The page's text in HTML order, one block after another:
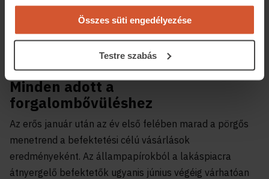
Összes süti engedélyezése
Testre szabás
vármegyében is 6 százalékkal nőtt a friss
kínálat”
– tette hozzá az ingatlan.com szakértője.
Minden adott a
forgalombővüléshez
Az erős január után az év első felében marad a pörgős
menetrend a befektetési célú vásárlások
eredményeként. Az állampapírokból a lakáspiacra
átnyergelő befektetők ugyanis június végéig várhatóan